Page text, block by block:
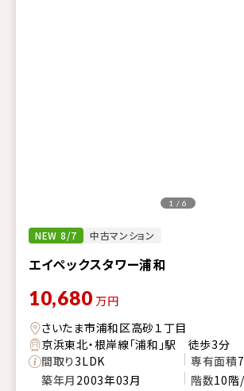
NEW 8/7 中古マンション
エイペックスタワー浦和
1 / 6
10,680 万円
さいたま市浦和区高砂１丁目
京浜東北・根岸線「浦和」駅 徒歩3分
間取り3LDK 専有面積
築年月 2003年03月 階数10階